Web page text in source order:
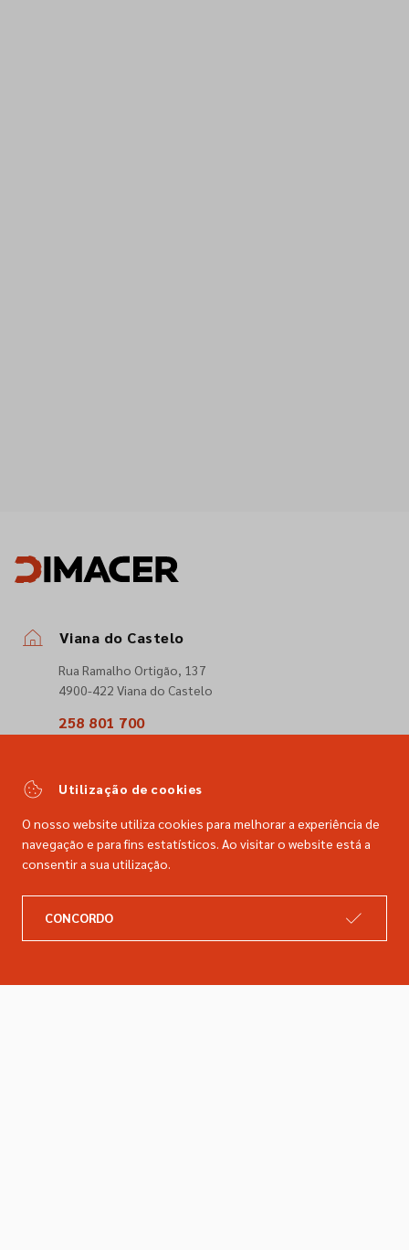
Viana do Castelo
Rua Ramalho Ortigão, 137
4900-422 Viana do Castelo
258 801 700
comercial@dimacer.com
Catálogo
Utilização de cookies
O nosso website utiliza cookies para melhorar a experiência de
navegação e para fins estatísticos. Ao visitar o website está a
consentir a sua utilização.
CONCORDO